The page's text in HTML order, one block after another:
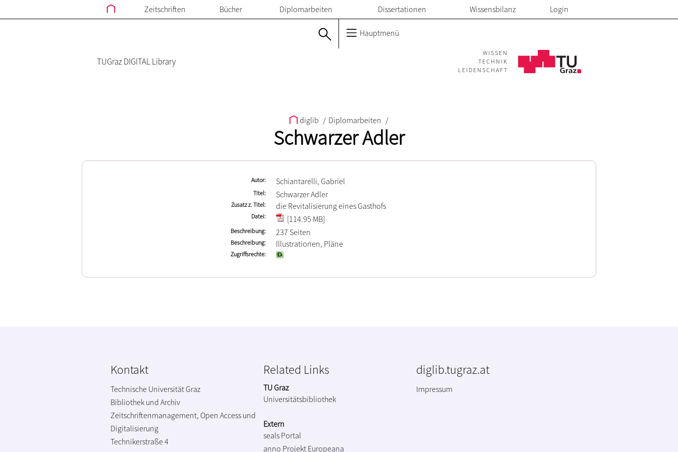
Zeitschriften Bücher Diplomarbeiten Dissertationen Wissensbilanz Login
Hauptmenü
TUGraz DIGITAL Library
WISSEN
TECHNIK
LEIDENSCHAFT
diglib / Diplomarbeiten /
Schwarzer Adler
Autor Schiantarelli, Gabriel
Titel Schwarzer Adler
Zusatz z. Titel die Revitalisierung eines Gasthofs
Datei [114.95 MB]
Beschreibung 237 Seiten
Beschreibung Illustrationen, Pläne
Zugriffsrechte
Kontakt
Technische Universität Graz
Bibliothek und Archiv
Zeitschriftenmanagement, Open Access und
Digitalisierung
Technikerstraße 4
Related Links
TU Graz
Universitätsbibliothek
Extern
seals Portal
anno Projekt Europeana
diglib.tugraz.at
Impressum